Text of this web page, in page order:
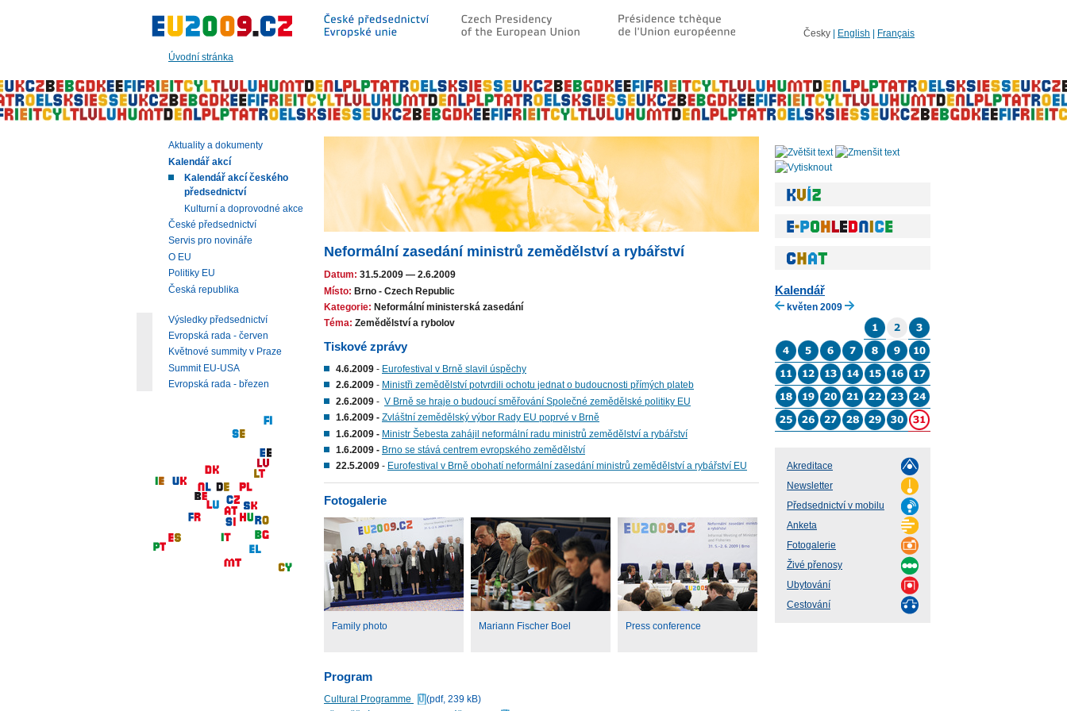
Česky English Français
Úvodní stránka
hlavní
|
navigaci
|
vyhledávání
Neformální zasedání ministrů zemědělství a rybářství
Datum: 31.5.2009 — 2.6.2009
Místo: Brno - Czech Republic
Kategorie: Neformální ministerská zasedání
Téma: Zemědělství a rybolov
Tiskové zprávy
4.6.2009 - Eurofestival v Brně slavil úspěchy
2.6.2009 - Ministři zemědělství potvrdili ochotu jednat o budoucnosti přímých plateb
2.6.2009 - V Brně se hraje o budoucí směřování Společné zemědělské politiky EU
1.6.2009 - Zvláštní zemědělský výbor Rady EU poprvé v Brně
1.6.2009 - Ministr Šebesta zahájil neformální radu ministrů zemědělství a rybářství
1.6.2009 - Brno se stává centrem evropského zemědělství
22.5.2009 - Eurofestival v Brně obohatí neformální zasedání ministrů zemědělství a rybářství EU
Fotogalerie
Family photo Mariann Fischer Boel Press conference
Program
Cultural Programme
(pdf, 239 kB)
Kalendář
květen 2009
Akreditace
Newsletter
Předsednictví v mobilu
Anketa
Fotogalerie
Živé přenosy
Ubytování
Cestování
Aktuality a dokumenty
Kalendář akcí
Kalendář akcí českého
předsednictví
Kulturní a doprovodné akce
České předsednictví
Servis pro novináře
O EU
Politiky EU
Česká republika
Výsledky předsednictví
Evropská rada - červen
Květnové summity v Praze
Summit EU-USA
Evropská rada - březen